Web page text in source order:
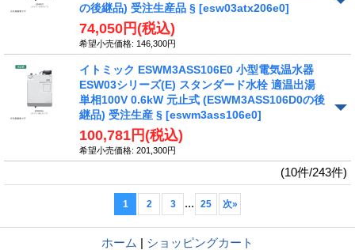
の後継品) 受注生産品 § [esw03atx206e0]
74,050円 (税込)
希望小売価格: 146,300円
イトミック ESWM3ASS106E0 小型電気温水器
ESW03シリーズ(E) スタンダード水栓 適温出湯
単相100V 0.6kW 元止式 (ESWM3ASS106D0の後
継品) 受注生産 § [eswm3ass106e0]
100,781円 (税込)
希望小売価格: 201,300円
(10件/243件)
1 2 3 ... 25 次»
ホーム | ショッピングカート